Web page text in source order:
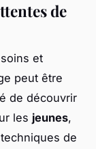
de
et
peut être
de découvrir
les jeunes,
de